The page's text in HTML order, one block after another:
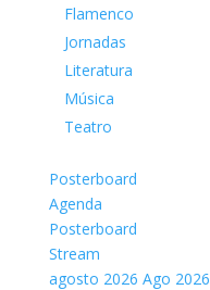
Flamenco
Jornadas
Literatura
Música
Teatro
Posterboard
Agenda
Posterboard
Stream
agosto 2026 Ago 2026